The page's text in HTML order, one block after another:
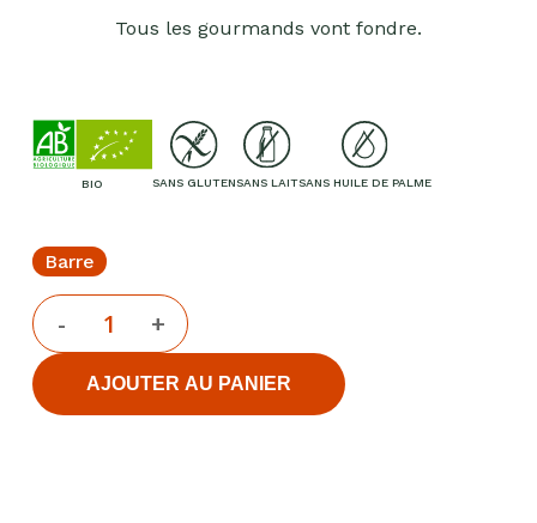
Tous les gourmands vont fondre.
BIO SANS GLUTENSANS LAITSANS HUILE DE PALME
Barre
AJOUTER AU PANIER